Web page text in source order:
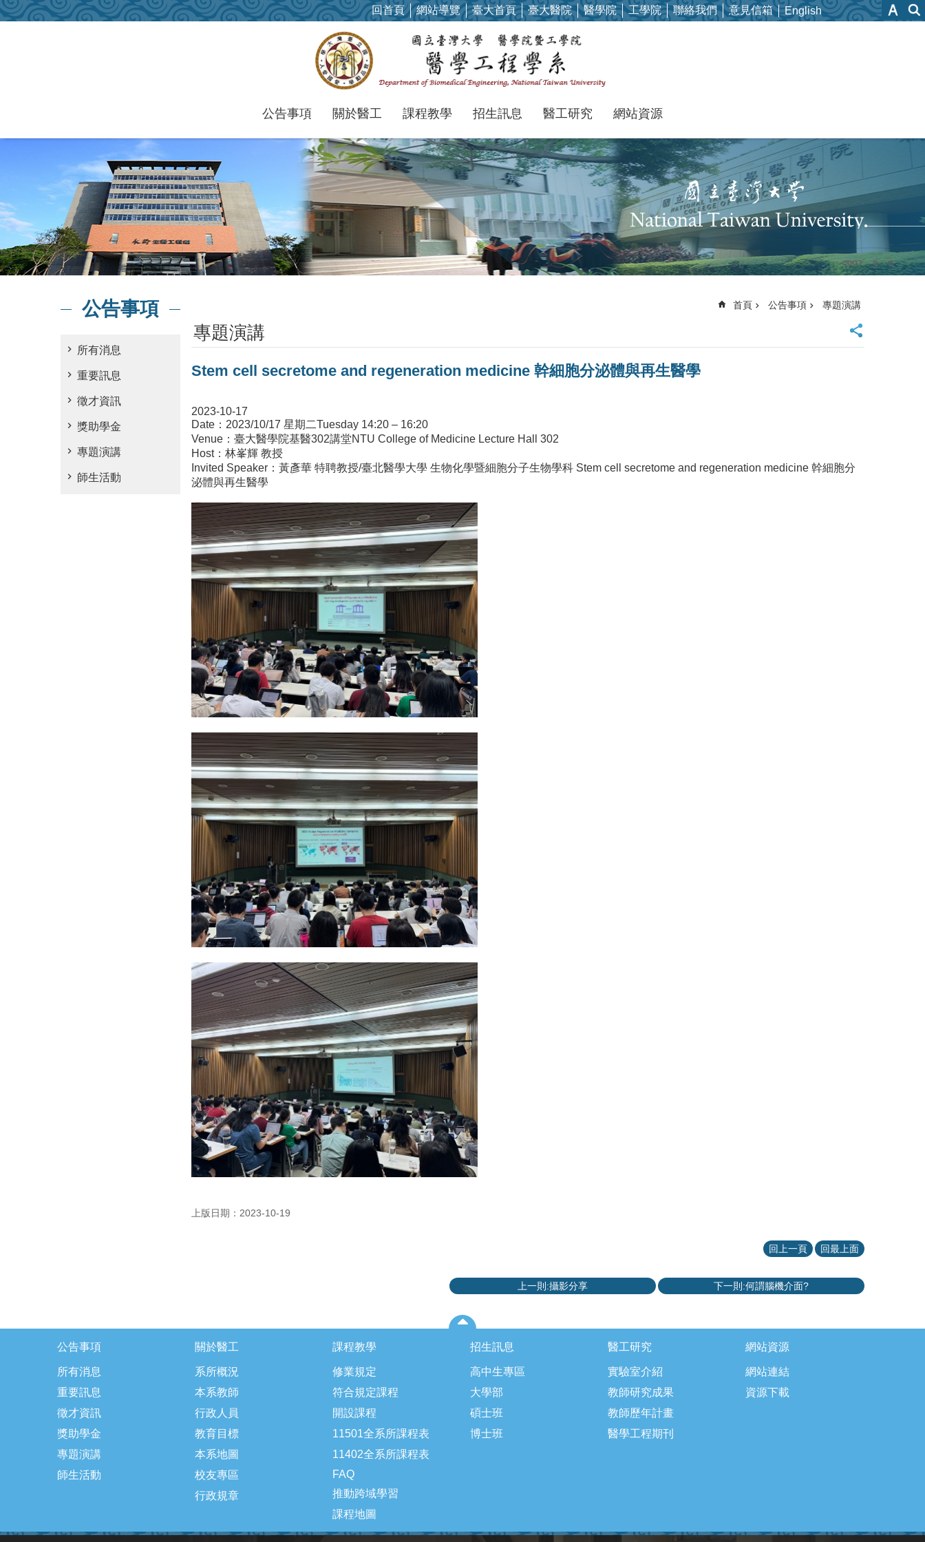
跳到主要內容區塊 回首頁 網站導覽 臺大首頁 臺大醫院 醫學院 工學院 聯絡我們 意見信箱 English
公告事項 關於醫工 課程教學 招生訊息 醫工研究 網站資源
公告事項
所有消息
重要訊息
徵才資訊
獎助學金
專題演講
師生活動
首頁 公告事項 專題演講
專題演講
Stem cell secretome and regeneration medicine 幹細胞分泌體與再生醫學
2023-10-17
Date：2023/10/17 星期二Tuesday 14:20 – 16:20
Venue：臺大醫學院基醫302講堂NTU College of Medicine Lecture Hall 302
Host：林峯輝 教授
Invited Speaker：黃彥華 特聘教授/臺北醫學大學 生物化學暨細胞分子生物學科 Stem cell secretome and regeneration medicine 幹細胞分
泌體與再生醫學
上版日期：2023-10-19
回上一頁 回最上面
上一則:攝影分享 下一則:何謂腦機介面?
公告事項
所有消息
重要訊息
徵才資訊
獎助學金
專題演講
師生活動
關於醫工
系所概況
本系教師
行政人員
教育目標
本系地圖
校友專區
行政規章
課程教學
修業規定
符合規定課程
開設課程
11501全系所課程表
11402全系所課程表
FAQ
推動跨域學習
課程地圖
招生訊息
高中生專區
大學部
碩士班
博士班
醫工研究
實驗室介紹
教師研究成果
教師歷年計畫
醫學工程期刊
網站資源
網站連結
資源下載